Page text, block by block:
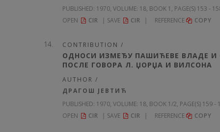
PUBLISHED: 1970, VOLUME: 18, BOOK 1, PAGE(S) 153 -
OPEN
CIR SAVE CIR REFERENCE COPY
CONTRIBUTION /
ОДНОСИ ИЗМЕЂУ ПАШИЋЕВЕ ВЛАДЕ И
ПОСЛЕ ГОВОРА Л. ЏОРЏА И ВИЛСОНА
AUTHOR /
ДРАГОШ ЈЕВТИЋ
PUBLISHED: 1970, VOLUME: 18, BOOK 1/2, PAGE(S) 159 -
OPEN
CIR SAVE CIR REFERENCE COPY